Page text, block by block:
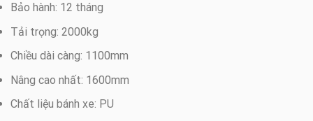
Bảo hành: 12 tháng
Tải trọng: 2000kg
Chiều dài càng: 1100mm
Nâng cao nhất: 1600mm
Chất liệu bánh xe: PU